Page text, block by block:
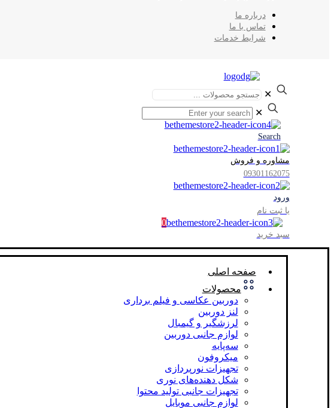
درباره ما
تماس با ما
شرایط خدمات
✕
✕
Search
مشاوره و فروش
09301162075
ورود
یا ثبت نام
0
سبد خرید
صفحه اصلی
محصولات
دوربین عکاسی و فیلم برداری
لنز دوربین
لرزشگیر و گیمبال
لوازم جانبی دوربین
سه‌پایه
میکروفون
تجهیزات نورپردازی
شکل‌ دهنده‌های نوری
تجهیزات جانبی تولید محتوا
لوازم جانبی موبایل